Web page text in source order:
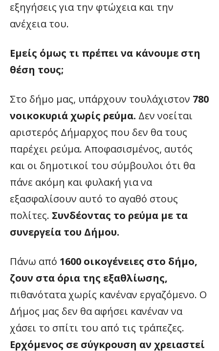
εξηγήσεις για την φτώχεια και την
ανέχεια του.
Εμείς όμως τι πρέπει να κάνουμε στη
θέση τους;
Στο δήμο μας, υπάρχουν τουλάχιστον 780
νοικοκυριά χωρίς ρεύμα. Δεν νοείται
αριστερός Δήμαρχος που δεν θα τους
παρέχει ρεύμα. Αποφασισμένος, αυτός
και οι δημοτικοί του σύμβουλοι ότι θα
πάνε ακόμη και φυλακή για να
εξασφαλίσουν αυτό το αγαθό στους
πολίτες. Συνδέοντας το ρεύμα με τα
συνεργεία του Δήμου.
Πάνω από 1600 οικογένειες στο δήμο,
ζουν στα όρια της εξαθλίωσης,
πιθανότατα χωρίς κανέναν εργαζόμενο. Ο
Δήμος μας δεν θα αφήσει κανέναν να
χάσει το σπίτι του από τις τράπεζες.
Ερχόμενος σε σύγκρουση αν χρειαστεί